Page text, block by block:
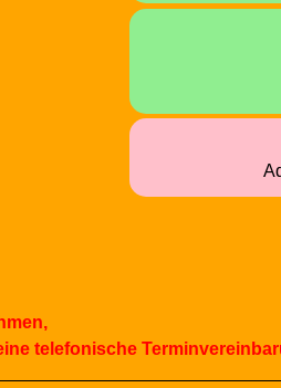
telefonische